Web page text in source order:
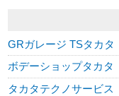
GRガレージ TSタカタ
ボデーショップタカタ
タカタテクノサービス